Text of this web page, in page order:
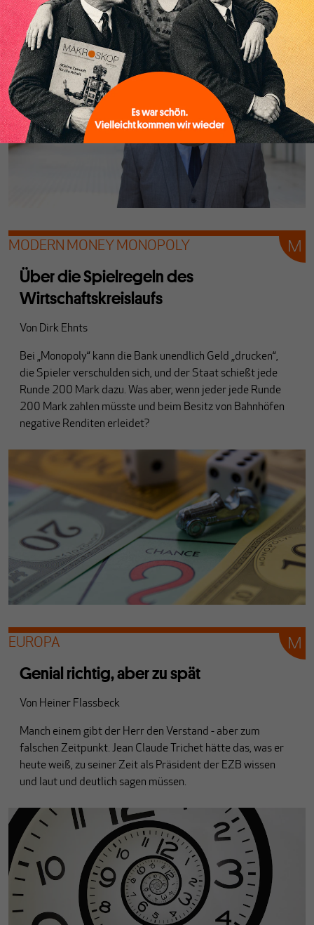
erlangen konnte. Dass auch die Zeugen Jehovas über 8
Millionen Mitglieder haben, ist vielleicht eine Erklärung.
MODERN MONEY MONOPOLY
Über die Spielregeln des
Wirtschaftskreislaufs
Von Dirk Ehnts
Bei „Monopoly“ kann die Bank unendlich Geld „drucken“,
die Spieler verschulden sich, und der Staat schießt jede
Runde 200 Mark dazu. Was aber, wenn jeder jede Runde
200 Mark zahlen müsste und beim Besitz von Bahnhöfen
negative Renditen erleidet?
EUROPA
Genial richtig, aber zu spät
Von Heiner Flassbeck
Manch einem gibt der Herr den Verstand - aber zum
falschen Zeitpunkt. Jean Claude Trichet hätte das, was er
heute weiß, zu seiner Zeit als Präsident der EZB wissen
und laut und deutlich sagen müssen.